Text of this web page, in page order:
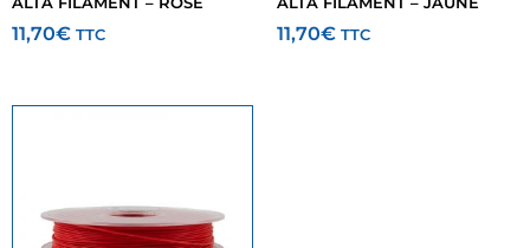
11,70€ TTC 11,70€ TTC